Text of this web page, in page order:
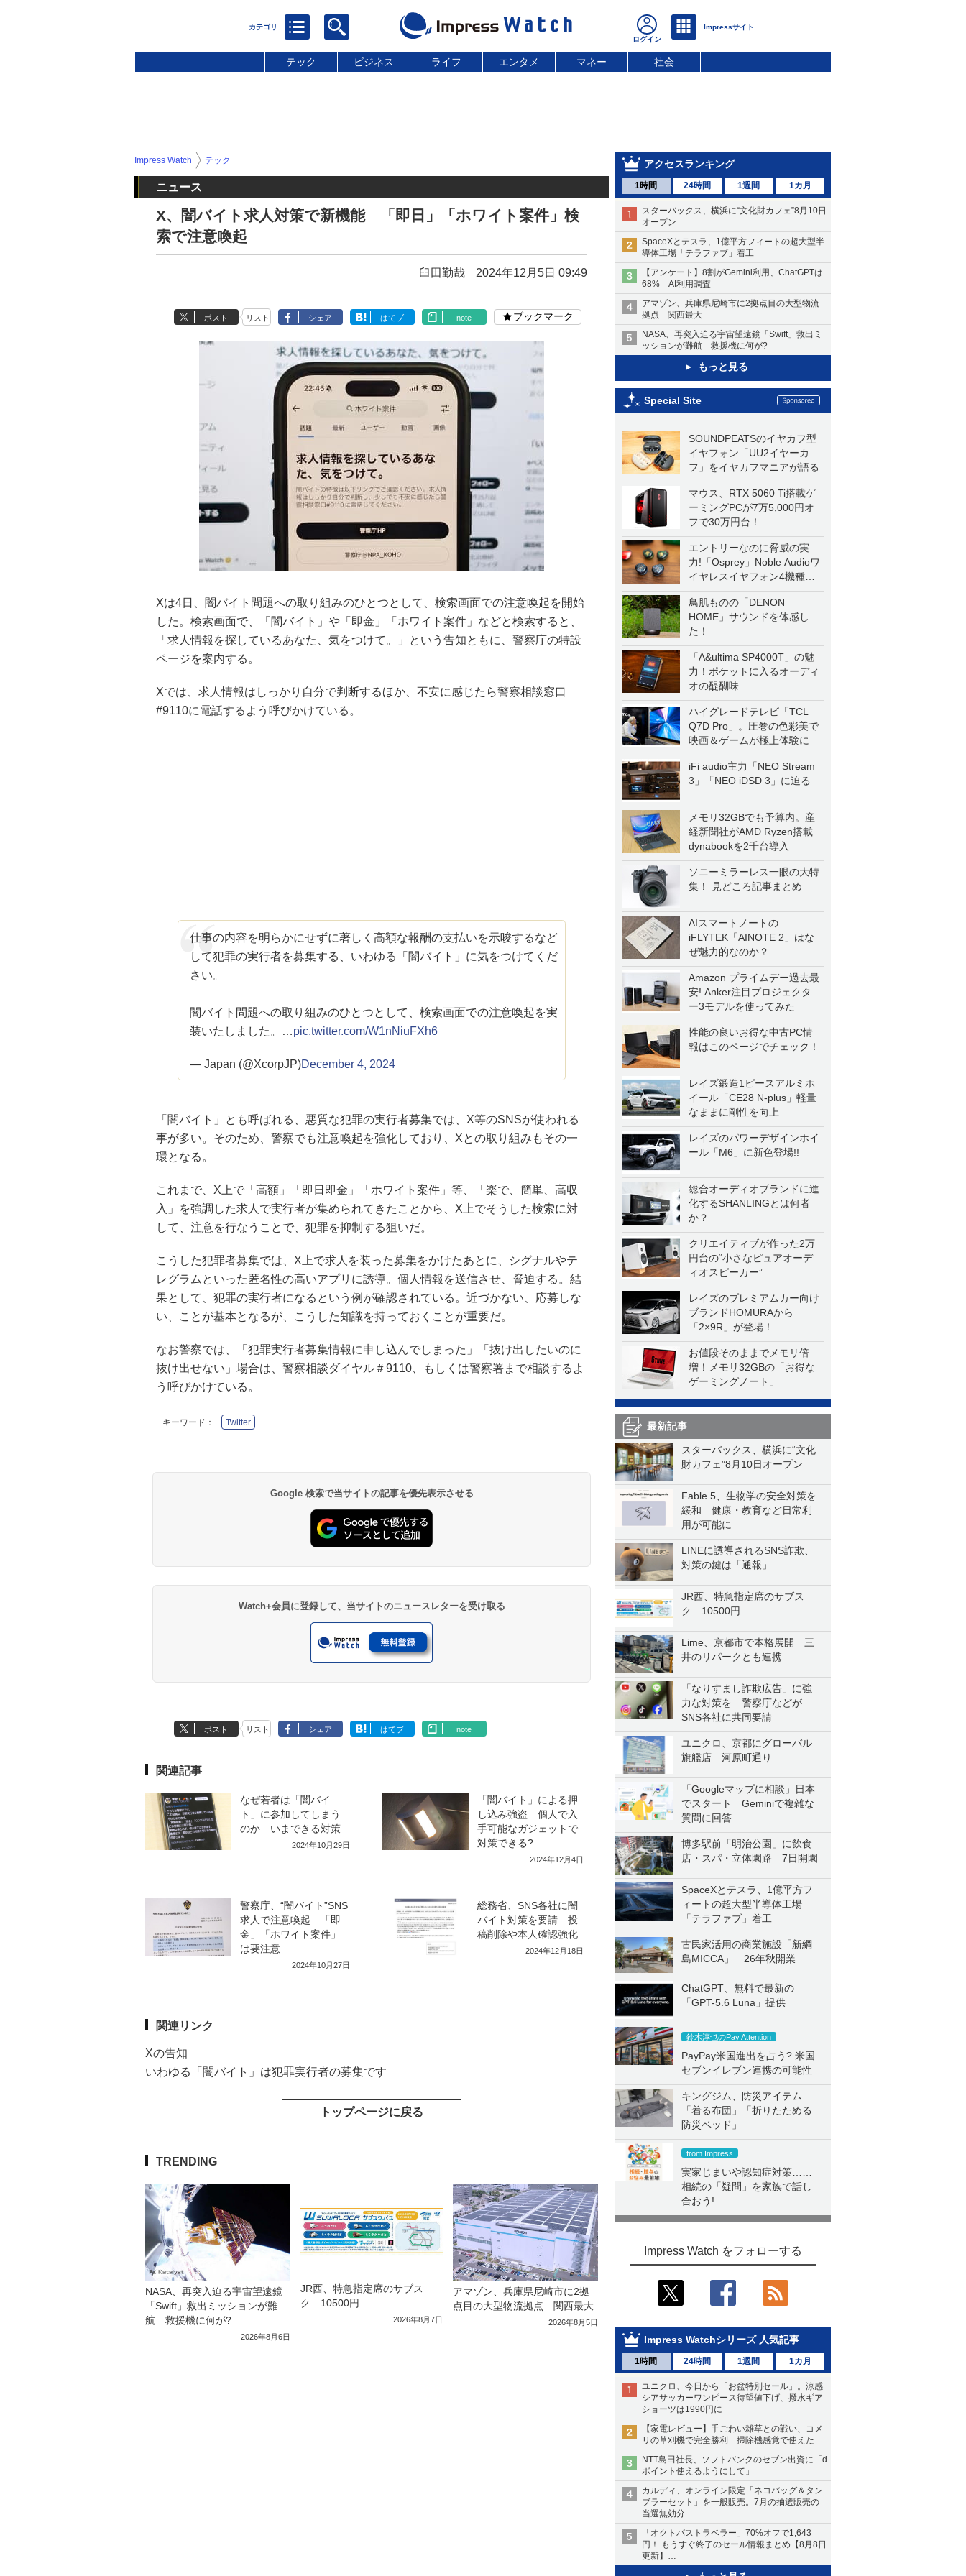
テック ビジネス ライフ エンタメ マネー 社会
アクセスランキング
1時間 24時間 1週間 1カ月
スターバックス、横浜に“文化財カフェ”8月10日
オープン
SpaceXとテスラ、1億平方フィートの超大型半
導体工場「テラファブ」着工
【アンケート】8割がGemini利用、ChatGPTは
68% AI利用調査
アマゾン、兵庫県尼崎市に2拠点目の大型物流
拠点 関西最大
NASA、再突入迫る宇宙望遠鏡「Swift」救出ミ
ッションが難航 救援機に何が?
もっと見る
Special Site
SOUNDPEATSのイヤカフ型
イヤフォン「UU2イヤーカ
フ」をイヤカフマニアが語る
マウス、RTX 5060 Ti搭載ゲ
ーミングPCが7万5,000円オ
フで30万円台！
エントリーなのに脅威の実
力!「Osprey」Noble Audioワ
イヤレスイヤフォン4機種を
一気に聴く
鳥肌ものの「DENON
HOME」サウンドを体感し
た！
「A&ultima SP4000T」の魅
力！ポケットに入るオーディ
オの醍醐味
ハイグレードテレビ「TCL
Q7D Pro」。圧巻の色彩美で
映画＆ゲームが極上体験に
iFi audio主力「NEO Stream
3」「NEO iDSD 3」に迫る
メモリ32GBでも予算内。産
経新聞社がAMD Ryzen搭載
dynabookを2千台導入
ソニーミラーレス一眼の大特
集！ 見どころ記事まとめ
AIスマートノートの
iFLYTEK「AINOTE 2」はな
ぜ魅力的なのか？
Amazon プライムデー過去最
安! Anker注目プロジェクタ
ー3モデルを使ってみた
性能の良いお得な中古PC情
報はこのページでチェック！
レイズ鍛造1ピースアルミホ
イール「CE28 N-plus」軽量
なままに剛性を向上
レイズのパワーデザインホイ
ール「M6」に新色登場!!
総合オーディオブランドに進
化するSHANLINGとは何者
か？
クリエイティブが作った2万
円台の“小さなピュアオーデ
ィオスピーカー”
レイズのプレミアムカー向け
ブランドHOMURAから
「2×9R」が登場！
お値段そのままでメモリ倍
増！メモリ32GBの「お得な
ゲーミングノート」
最新記事
スターバックス、横浜に“文化
財カフェ”8月10日オープン
Fable 5、生物学の安全対策を
緩和 健康・教育など日常利
用が可能に
LINEに誘導されるSNS詐欺、
対策の鍵は「通報」
JR西、特急指定席のサブス
ク 10500円
Lime、京都市で本格展開 三
井のリパークとも連携
「なりすまし詐欺広告」に強
力な対策を 警察庁などが
SNS各社に共同要請
ユニクロ、京都にグローバル
旗艦店 河原町通り
「Googleマップに相談」日本
でスタート Geminiで複雑な
質問に回答
博多駅前「明治公園」に飲食
店・スパ・立体園路 7日開園
SpaceXとテスラ、1億平方フ
ィートの超大型半導体工場
「テラファブ」着工
古民家活用の商業施設「新綱
島MICCA」 26年秋開業
ChatGPT、無料で最新の
「GPT-5.6 Luna」提供
鈴木淳也のPay Attention
PayPay米国進出を占う? 米国
セブンイレブン連携の可能性
キングジム、防災アイテム
「着る布団」「折りたためる
防災ベッド」
from Impress
実家じまいや認知症対策……
相続の「疑問」を家族で話し
合おう!
Impress Watch をフォローする
Impress Watchシリーズ 人気記事
1時間 24時間 1週間 1カ月
ユニクロ、今日から「お盆特別セール」。涼感
シアサッカーワンピース待望値下げ、撥水ギア
ショーツは1990円に
【家電レビュー】手ごわい雑草との戦い、コメ
リの草刈機で完全勝利 掃除機感覚で使えた
NTT島田社長、ソフトバンクのセブン出資に「d
ポイント使えるようにして」
カルディ、オンライン限定「ネコバッグ＆タン
ブラーセット」を一般販売。7月の抽選販売の
当選無効分
「オクトパストラベラー」70%オフで1,643
円！ もうすぐ終了のセール情報まとめ【8月8日
更新】
ニンテンドーeショップでは「大神 絶景版」が
Impress Watch テック
ニュース
X、闇バイト求人対策で新機能 「即日」「ホワイト案件」検
索で注意喚起
臼田勤哉 2024年12月5日 09:49
ポスト リスト シェア はてブ note ブックマーク
Xは4日、闇バイト問題への取り組みのひとつとして、検索画面での注意喚起を開始
した。検索画面で、「闇バイト」や「即金」「ホワイト案件」などと検索すると、
「求人情報を探しているあなた、気をつけて。」という告知ともに、警察庁の特設
ページを案内する。
Xでは、求人情報はしっかり自分で判断するほか、不安に感じたら警察相談窓口
#9110に電話するよう呼びかけている。
仕事の内容を明らかにせずに著しく高額な報酬の支払いを示唆するなど
して犯罪の実行者を募集する、いわゆる「闇バイト」に気をつけてくだ
さい。
闇バイト問題への取り組みのひとつとして、検索画面での注意喚起を実
装いたしました。…pic.twitter.com/W1nNiuFXh6
— Japan (@XcorpJP)December 4, 2024
「闇バイト」とも呼ばれる、悪質な犯罪の実行者募集では、X等のSNSが使われる
事が多い。そのため、警察でも注意喚起を強化しており、Xとの取り組みもその一
環となる。
これまで、X上で「高額」「即日即金」「ホワイト案件」等、「楽で、簡単、高収
入」を強調した求人で実行者が集められてきたことから、X上でそうした検索に対
して、注意を行なうことで、犯罪を抑制する狙いだ。
こうした犯罪者募集では、X上で求人を装った募集をかけたあとに、シグナルやテ
レグラムといった匿名性の高いアプリに誘導。個人情報を送信させ、脅迫する。結
果として、犯罪の実行者になるという例が確認されている。近づかない、応募しな
い、ことが基本となるが、こうした知識を持っておくことが重要だ。
なお警察では、「犯罪実行者募集情報に申し込んでしまった」「抜け出したいのに
抜け出せない」場合は、警察相談ダイヤル＃9110、もしくは警察署まで相談するよ
う呼びかけている。
キーワード： Twitter
Google 検索で当サイトの記事を優先表示させる
Watch+会員に登録して、当サイトのニュースレターを受け取る
ポスト リスト シェア はてブ note
関連記事
なぜ若者は「闇バイ
ト」に参加してしまう
のか いまできる対策
2024年10月29日
「闇バイト」による押
し込み強盗 個人で入
手可能なガジェットで
対策できる?
2024年12月4日
警察庁、“闇バイト”SNS
求人で注意喚起 「即
金」「ホワイト案件」
は要注意
2024年10月27日
総務省、SNS各社に闇
バイト対策を要請 投
稿削除や本人確認強化
2024年12月18日
関連リンク
Xの告知
いわゆる「闇バイト」は犯罪実行者の募集です
トップページに戻る
TRENDING
NASA、再突入迫る宇宙望遠鏡
「Swift」救出ミッションが難
航 救援機に何が?
2026年8月6日
JR西、特急指定席のサブス
ク 10500円
2026年8月7日
アマゾン、兵庫県尼崎市に2拠
点目の大型物流拠点 関西最大
2026年8月5日